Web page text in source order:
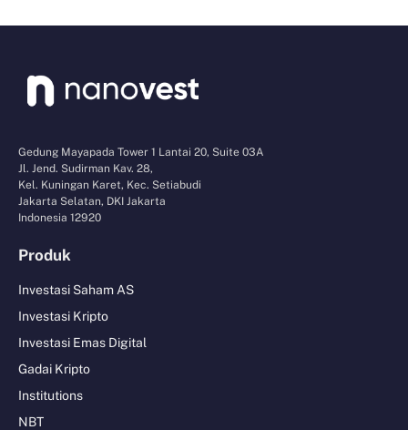
Gedung Mayapada Tower 1 Lantai 20, Suite 03A
Jl. Jend. Sudirman Kav. 28,
Kel. Kuningan Karet, Kec. Setiabudi
Jakarta Selatan, DKI Jakarta
Indonesia 12920
Produk
Investasi Saham AS
Investasi Kripto
Investasi Emas Digital
Gadai Kripto
Institutions
NBT